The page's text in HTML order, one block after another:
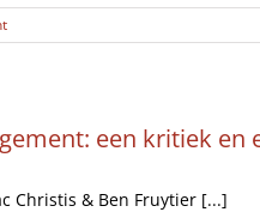
een kritiek en
Christis & Ben Fruytier [...]